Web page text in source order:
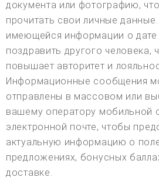
документа или фотографию,
прочитать свои личные
имеющейся информации о
поздравить другого человека,
повышает авторитет и
Информационные сообщения
отправлены в массовом или
вашему оператору мобильной
электронной почте, чтобы
актуальную информацию о
предложениях, бонусных
доставке.